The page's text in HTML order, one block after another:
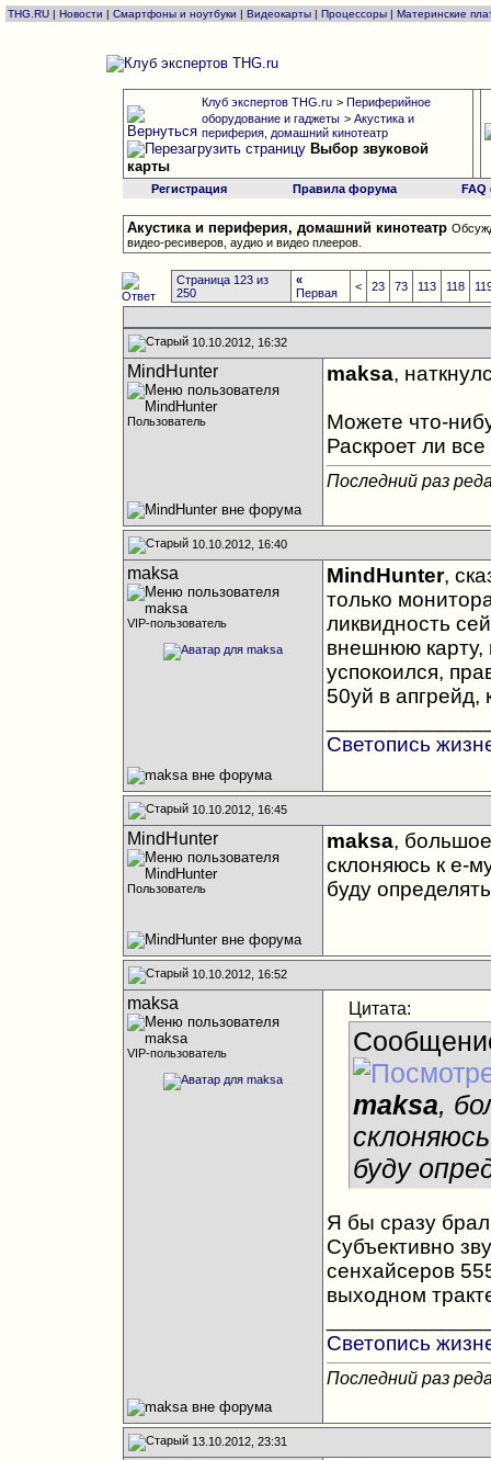
THG.RU | Новости | Смартфоны и ноутбуки | Видеокарты | Процессоры | Материнские
Клуб экспертов THG.ru > Периферийное
оборудование и гаджеты > Акустика и
периферия, домашний кинотеатр
Выбор звуковой
карты
Регистрация Правила форума
Акустика и периферия, домашний кинотеатр
видео-ресиверов, аудио и видео плееров.
Страница 123 из
250
«
Первая
< 23 73 113 118
10.10.2012, 16:32
MindHunter
Пользователь
maksa,
Можете что-
Раскроет ли
Последний раз
10.10.2012, 16:40
maksa
VIP-пользователь
MindHunter,
только
ликвидность
внешнюю карту,
успокоился,
50уй в апгрейд,
Светопись
10.10.2012, 16:45
MindHunter
Пользователь
maksa,
склоняюсь к е-
буду
10.10.2012, 16:52
maksa
VIP-пользователь
Цитата:
maksa,
буду
Я бы сразу
Субъективно
сенхайсеров
выходном
Светопись
Последний раз
13.10.2012, 23:31